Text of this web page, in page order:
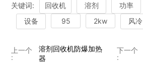
关键词: 回收机 溶剂 功率
设备
95 2kw 风冷
上一个
:
溶剂回收机防爆加热
器
下一个
: